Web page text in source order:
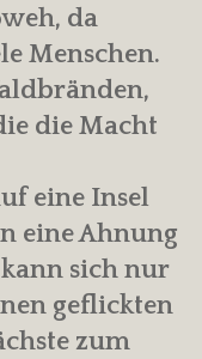
da
Menschen.
die Macht
eine Insel
eine Ahnung
sich nur
geflickten
zum